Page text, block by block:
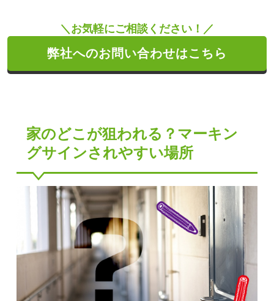
＼お気軽にご相談ください！／
弊社へのお問い合わせはこちら
家のどこが狙われる？マーキン
グサインされやすい場所